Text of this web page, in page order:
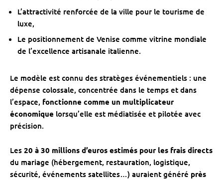
L’attractivité renforcée de la ville pour le tourisme de
luxe,
Le positionnement de Venise comme vitrine mondiale
de l’excellence artisanale italienne.
Le modèle est connu des stratèges événementiels : une
dépense colossale, concentrée dans le temps et dans
l’espace, fonctionne comme un multiplicateur
économique lorsqu’elle est médiatisée et pilotée avec
précision.
Les 20 à 30 millions d’euros estimés pour les frais directs
du mariage (hébergement, restauration, logistique,
sécurité, événements satellites…) auraient généré près